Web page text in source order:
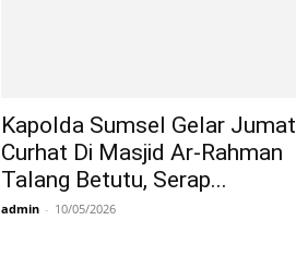
Kapolda Sumsel Gelar Jumat
Curhat Di Masjid Ar-Rahman
Talang Betutu, Serap...
admin - 10/05/2026